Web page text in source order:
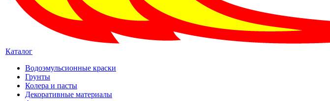
Каталог
Водоэмульсионные краски
Грунты
Колера и пасты
Декоративные материалы